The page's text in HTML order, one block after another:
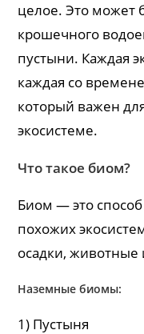
целое. Это может
крошечного
пустыни. Каждая
каждая со
который важен
экосистеме.
Что такое биом?
Биом — это
похожих
осадки, животные
Наземные биомы:
1) Пустыня